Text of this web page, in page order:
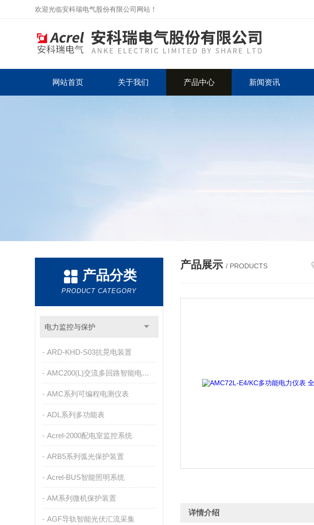
欢迎光临安科瑞电气股份有限公司网站！
网站首页 关于我们 产品中心 新闻资讯
产品分类
PRODUCT CATEGORY
电力监控与保护
ARD-KHD-S03抗晃电装置
AMC200(L)交流多回路智能电量采集监控装置
AMC系列可编程电测仪表
ADL系列多功能表
Acrel-2000配电室监控系统
ARB5系列弧光保护装置
Acrel-BUS智能照明系统
AM系列微机保护装置
AGF导轨智能光伏汇流采集
产品展示 / PRODUCTS
详情介绍